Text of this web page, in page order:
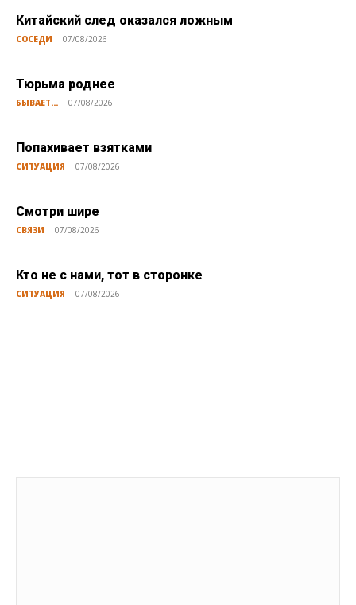
Китайский след оказался ложным
СОСЕДИ 07/08/2026
Тюрьма роднее
БЫВАЕТ... 07/08/2026
Попахивает взятками
СИТУАЦИЯ 07/08/2026
Смотри шире
СВЯЗИ 07/08/2026
Кто не с нами, тот в сторонке
СИТУАЦИЯ 07/08/2026